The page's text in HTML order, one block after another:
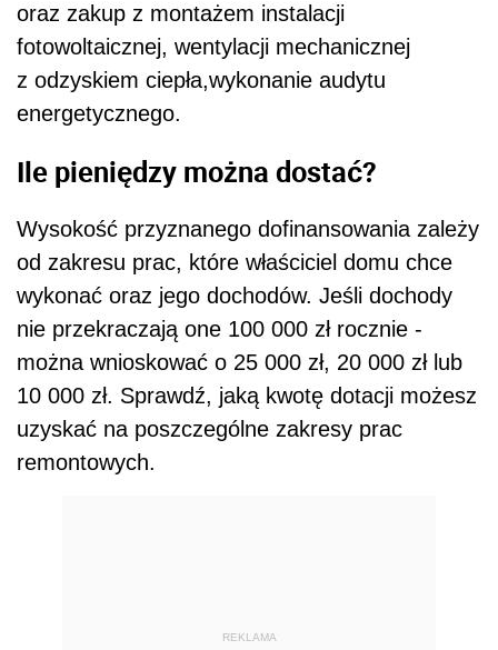
oraz zakup z montażem instalacji
fotowoltaicznej, wentylacji mechanicznej
z odzyskiem ciepła,wykonanie audytu
energetycznego.
Ile pieniędzy można dostać?
Wysokość przyznanego dofinansowania zależy
od zakresu prac, które właściciel domu chce
wykonać oraz jego dochodów. Jeśli dochody
nie przekraczają one 100 000 zł rocznie -
można wnioskować o 25 000 zł, 20 000 zł lub
10 000 zł. Sprawdź, jaką kwotę dotacji możesz
uzyskać na poszczególne zakresy prac
remontowych.
REKLAMA